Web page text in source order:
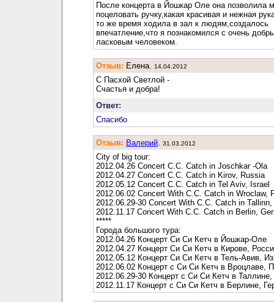
После концерта в Йошкар Оле она позволила
поцеловать ручку,какая красивая и нежная
то же время ходила в зал к людям,создалось
впечатление,что я познакомился с очень
ласковым человеком.
Отзыв: Елена. 14.04.2012
С Пасхой Светлой -
Счастья и добра!
Ответ:
Спасибо
Отзыв: Валерий 31.03.2012
City of big tour:
2012.04.26 Concert C.C. Catch in Joschkar -Ola
2012.04.27 Concert C.C. Catch in Kirov, Russia
2012.05.12 Concert C.C. Catch in Tel Aviv, Israel
2012.06.02 Concert With C.C. Catch in Wroclaw,
2012.06.29-30 Concert With C.C. Catch in
2012.11.17 Concert With C.C. Catch in Berlin,
*****
Города большого тура:
2012.04.26 Концерт Си Си Кетч в Йошкар-Оле
2012.04.27 Концерт Си Си Кетч в Кирове,
2012.05.12 Концерт Си Си Кетч в Тель-Авив,
2012.06.02 Концерт с Си Си Кетч в Вроцлаве,
2012.06.29-30 Концерт c Си Си Кетч в Таллине,
2012.11.17 Концерт с Си Си Кетч в Берлине,